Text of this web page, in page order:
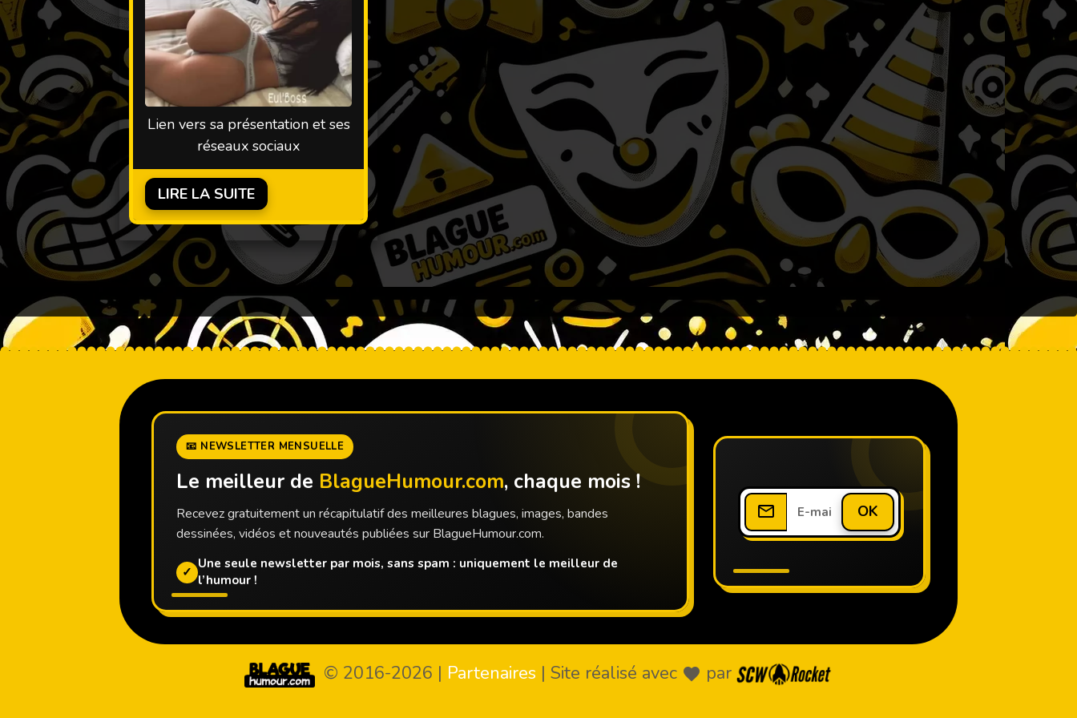
Lien vers sa présentation et ses
réseaux sociaux
LIRE LA SUITE
📧 NEWSLETTER MENSUELLE
Le meilleur de BlagueHumour.com, chaque mois !
Recevez gratuitement un récapitulatif des meilleures blagues, images, bandes
dessinées, vidéos et nouveautés publiées sur BlagueHumour.com.
✓
Une seule newsletter par mois, sans spam : uniquement le meilleur de
l’humour !
OK
© 2016-2026 | Partenaires | Site réalisé avec par